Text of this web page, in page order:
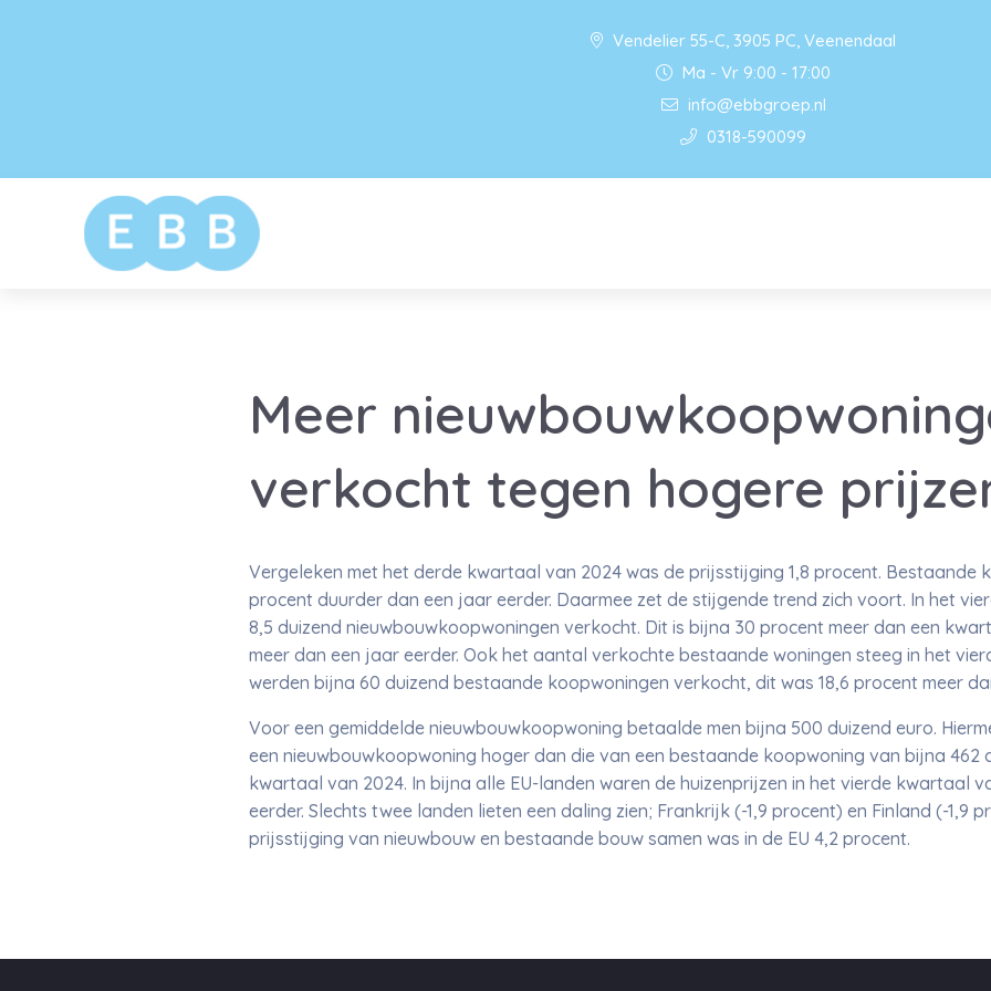
Vendelier 55-C, 3905 PC, Veenendaal
Ma - Vr 9:00 - 17:00
info@ebbgroep.nl
0318-590099
Meer
verkocht tegen hogere
Vergeleken met het derde kwartaal van 2024 was de prijsstijging 1,8 procent. Bestaande
procent duurder dan een jaar eerder. Daarmee zet de stijgende trend zich voort. In het
8,5 duizend nieuwbouwkoopwoningen verkocht. Dit is bijna 30 procent meer dan een
meer dan een jaar eerder. Ook het aantal verkochte bestaande woningen steeg in het
werden bijna 60 duizend bestaande koopwoningen verkocht, dit was 18,6 procent meer
Voor een gemiddelde nieuwbouwkoopwoning betaalde men bijna 500 duizend euro.
een nieuwbouwkoopwoning hoger dan die van een bestaande koopwoning van bijna 462
kwartaal van 2024. In bijna alle EU-landen waren de huizenprijzen in het vierde kwartaal
eerder. Slechts twee landen lieten een daling zien; Frankrijk (-1,9 procent) en Finland (-1,9
prijsstijging van nieuwbouw en bestaande bouw samen was in de EU 4,2 procent.